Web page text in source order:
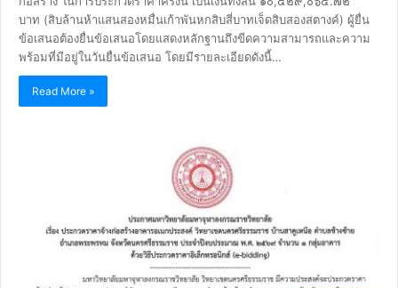
บาท (สิบล้านห้าแสนสองหมื่นเก้าพันหกสิบสี่บาทเจ็ดสิบสองสตางค์) ผู้ยื่น
ข้อเสนอต้องยื่นข้อเสนอโดยแสดงหลักฐานถึงขีดความสามารถและความ
พร้อมที่มีอยู่ในวันยื่นข้อเสนอ โดยมีรายละเอียดดังนี้…
Read More »